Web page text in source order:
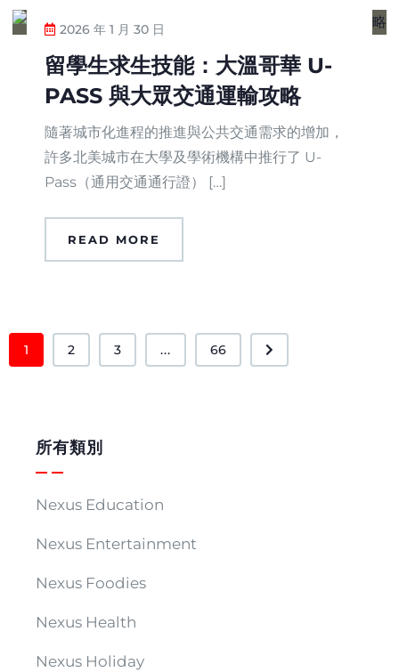
2026 年 1 月 30 日
留學生求生技能：大溫哥華 U-
PASS 與大眾交通運輸攻略
隨著城市化進程的推進與公共交通需求的增加，
許多北美城市在大學及學術機構中推行了 U-
Pass（通用交通通行證） […]
READ MORE
1 2 3 ... 66
所有類別
Nexus Education
Nexus Entertainment
Nexus Foodies
Nexus Health
Nexus Holiday